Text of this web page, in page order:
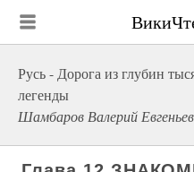
Русь - Дорога из глубин
легенды
Шамбаров Валерий